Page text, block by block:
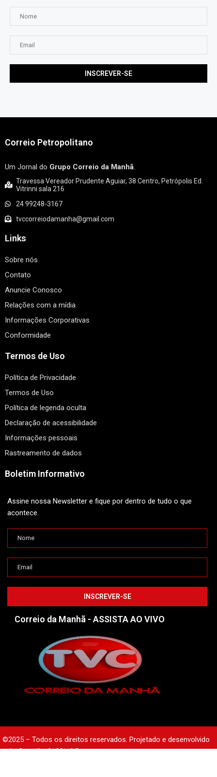
Correio Petropolitano
Um Jornal do Grupo Correio da Manhã.
Travessa Vereador Prudente Aguiar, 38 Centro, Petrópolis Ed.
Vitrinni sala 216
24 99248-3167
tvccorreiodamanha@gmail.com
Links
Sobre nós
Contato
Anuncie Conosco
Relações com a mídia
Informações Corporativas
Conformidade
Termos de Uso
Política de Privacidade
Termos de Uso
Política de legenda oculta
Declaração de acessibilidade
Informações pessoais
Rastreamento de dados
Boletim Informativo
Assine nossa Newsletter e fique por dentro de tudo o que
acontece.
Correio da Manhã - ASSISTA AO VIVO
©2025 – Todos os direitos reservados. Projetado e desenvolvido
peloCorreio da Manhã.